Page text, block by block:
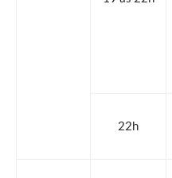
22h